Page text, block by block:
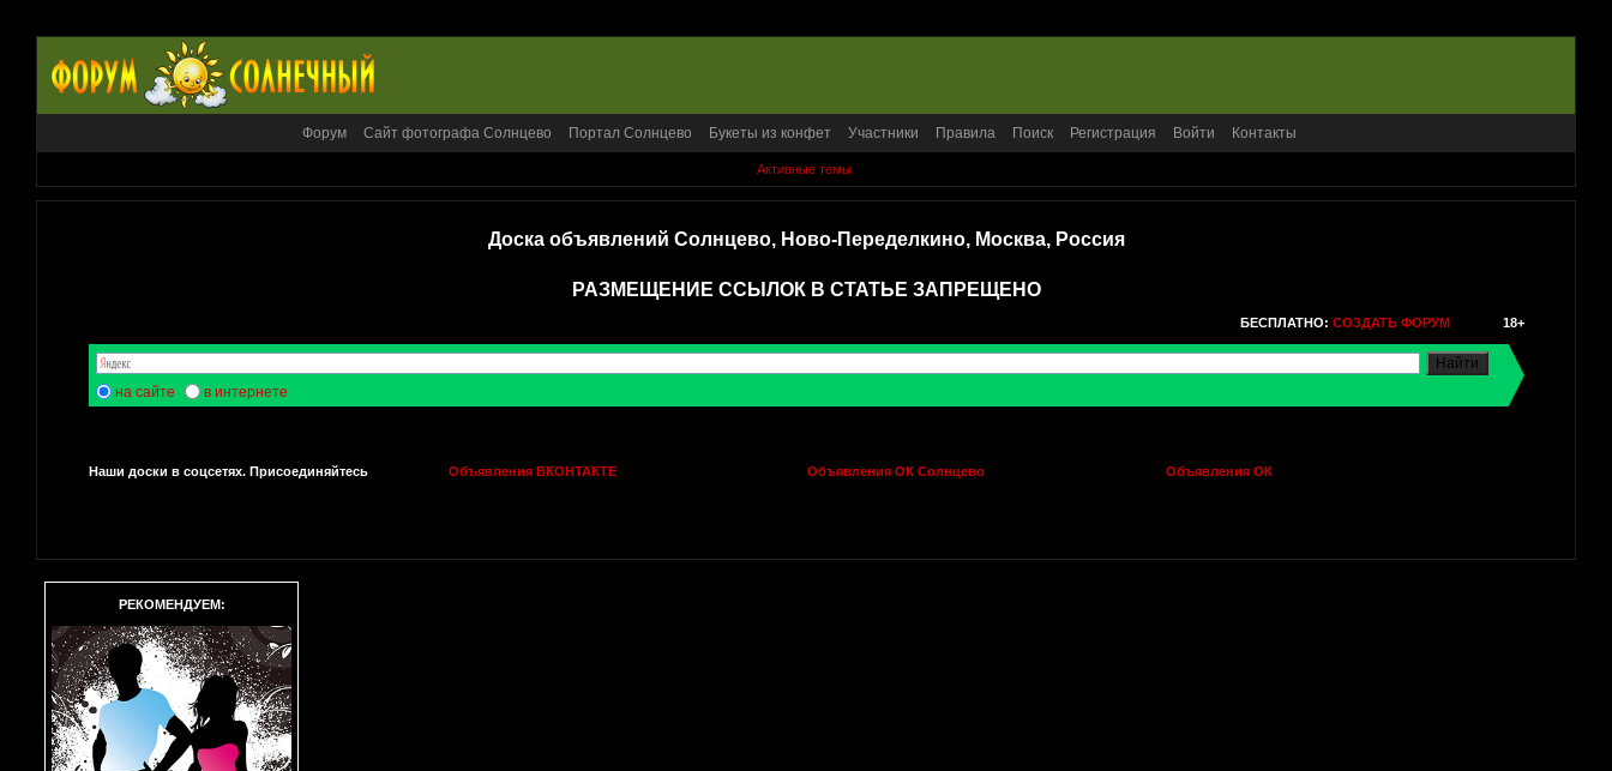
Форум Сайт фотографа Солнцево Портал Солнцево Букеты из конфет Участники Правила Поиск Регистрация Войти Контакты
Активные темы
Доска объявлений Солнцево, Ново-Переделкино, Москва, Россия
РАЗМЕЩЕНИЕ ССЫЛОК В СТАТЬЕ ЗАПРЕЩЕНО
БЕСПЛАТНО: СОЗДАТЬ ФОРУМ 18+
на сайте в интернете
Наши доски в соцсетях. Присоединяйтесь Объявления ВКОНТАКТЕ Объявления ОК Солнцево Объявления ОК
РЕКОМЕНДУЕМ: